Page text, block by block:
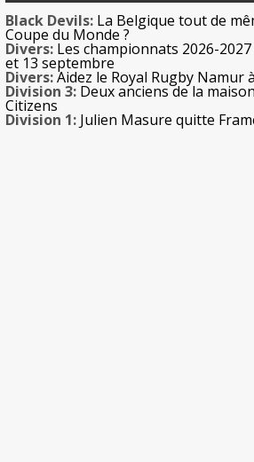
Black Devils: La Belgique tout de
Coupe du Monde ?
Divers: Les championnats 2026-
et 13 septembre
Divers:Aidez le Royal Rugby Namur
Division 3: Deux anciens de la
Citizens
Division 1: Julien Masure quitte